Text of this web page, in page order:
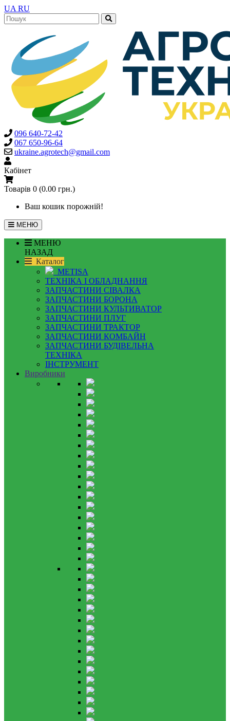
UA RU
096 640-72-42
067 650-96-64
ukraine.agrotech@gmail.com
Кабінет
Товарів 0 (0.00 грн.)
Ваш кошик порожній!
МЕНЮ
МЕНЮ
НАЗАД
Каталог
METISA
ТЕХНІКА І ОБЛАДНАННЯ
ЗАПЧАСТИНИ СІВАЛКА
ЗАПЧАСТИНИ БОРОНА
ЗАПЧАСТИНИ КУЛЬТИВАТОР
ЗАПЧАСТИНИ ПЛУГ
ЗАПЧАСТИНИ ТРАКТОР
ЗАПЧАСТИНИ КОМБАЙН
ЗАПЧАСТИНИ БУДІВЕЛЬНА
ТЕХНІКА
ІНСТРУМЕНТ
Виробники